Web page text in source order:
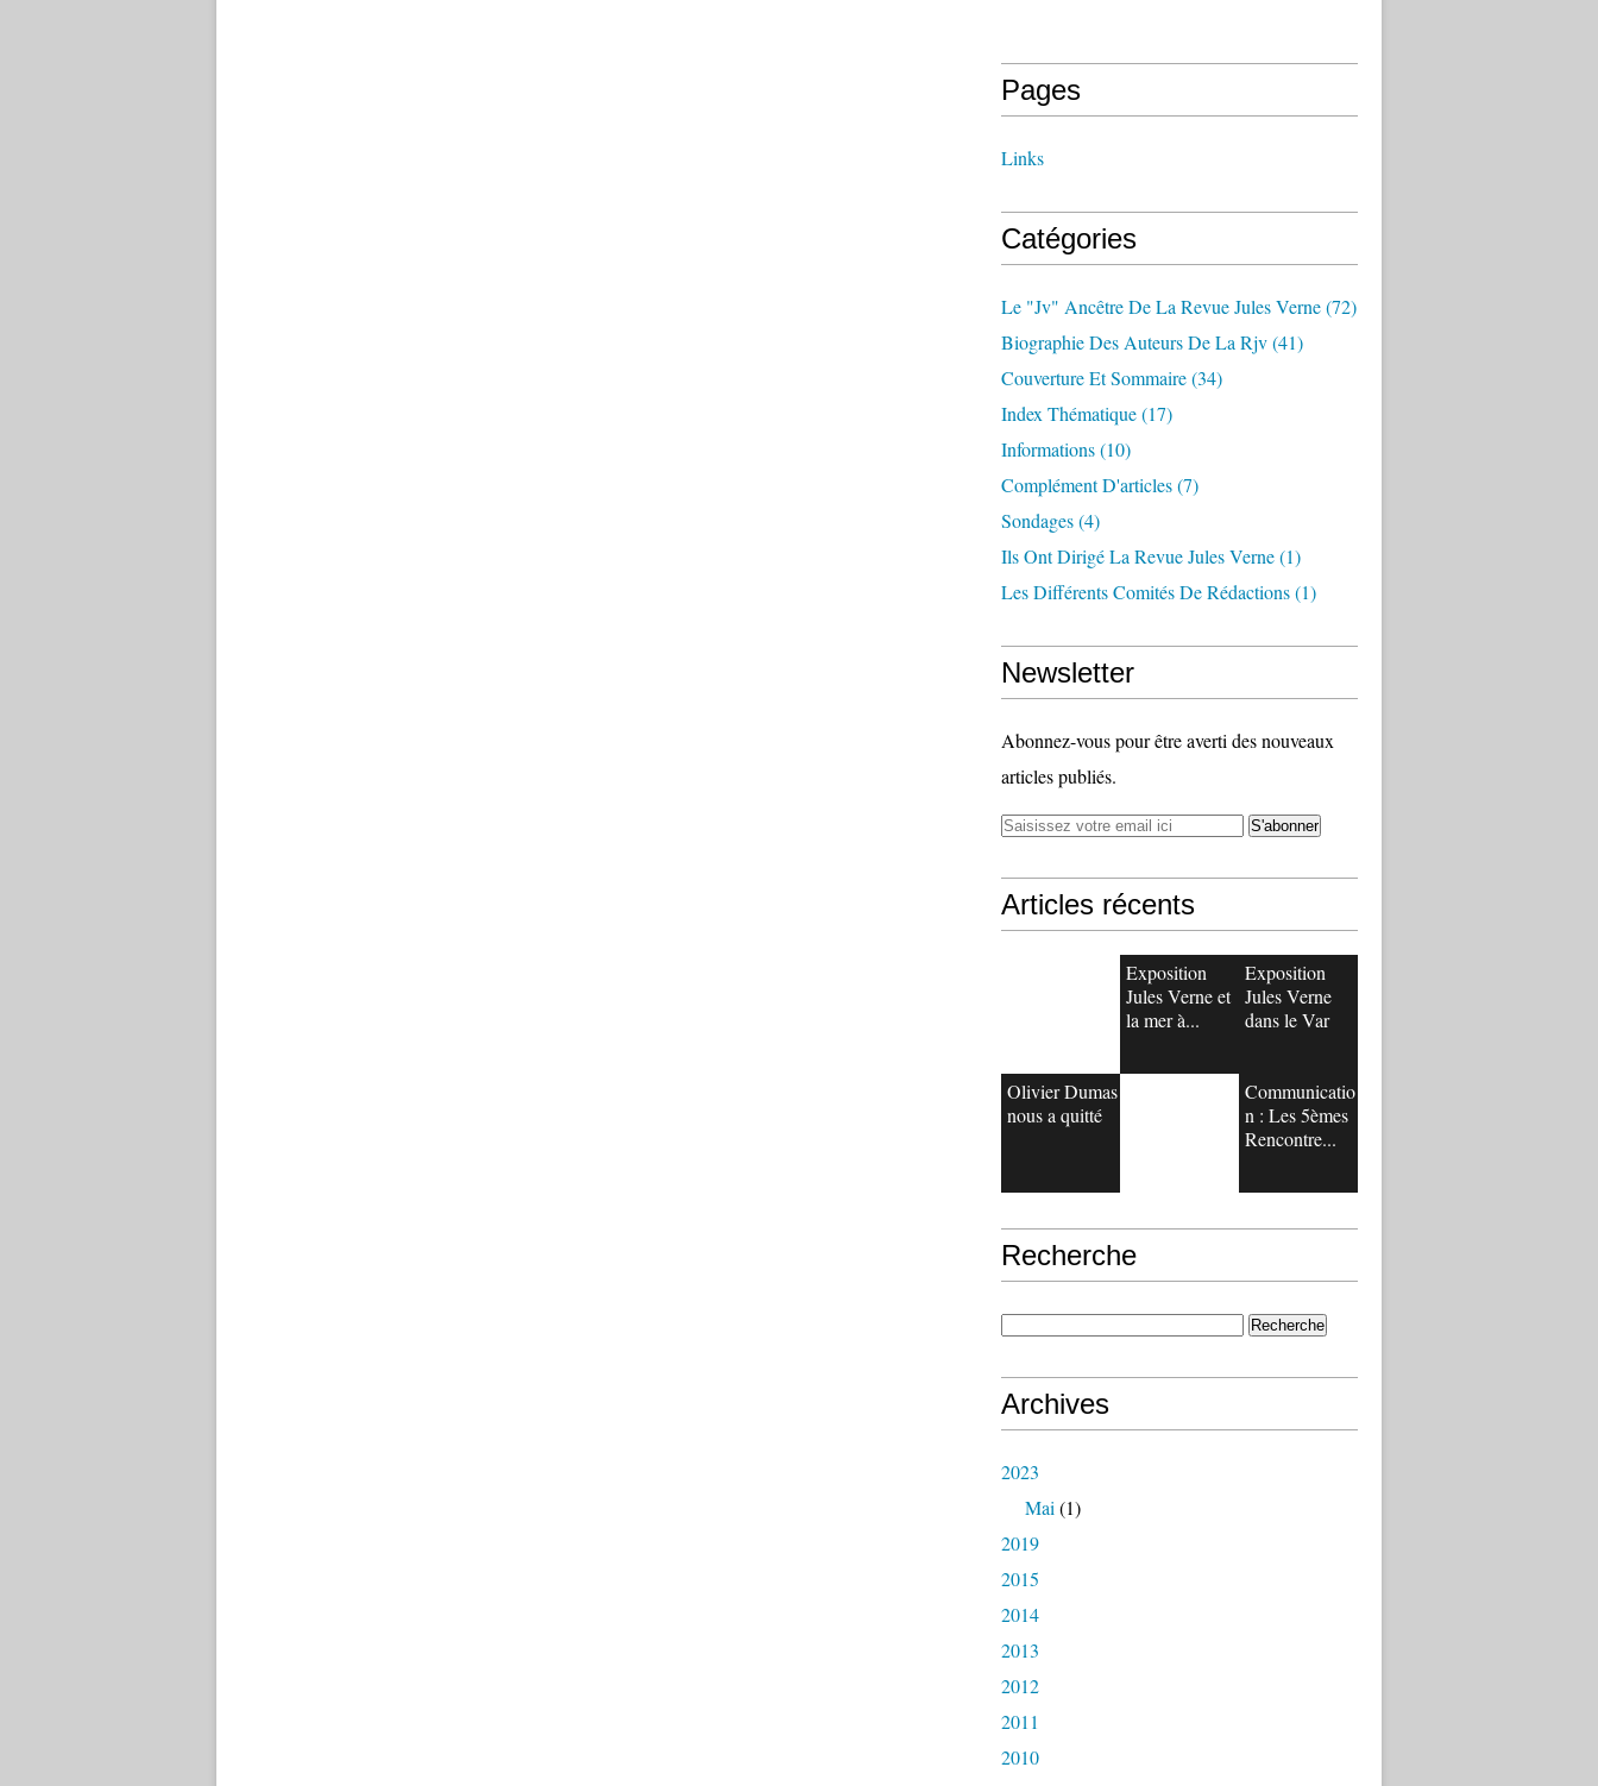
Pages
Links
Catégories
Le "jv" Ancêtre De La Revue Jules Verne(72)
Biographie Des Auteurs De La Rjv(41)
Couverture Et Sommaire(34)
Index Thématique(17)
Informations(10)
Complément D'articles(7)
Sondages(4)
Ils Ont Dirigé La Revue Jules Verne(1)
Les Différents Comités De Rédactions(1)
Newsletter
Abonnez-vous pour être averti des nouveaux
articles publiés.
Articles récents
Exposition
Jules Verne et
la mer à...
Exposition
Jules Verne
dans le Var
Olivier Dumas
nous a quitté
Communicatio
n : Les 5èmes
Rencontre...
Recherche
Archives
2023
Mai (1)
2019
2015
2014
2013
2012
2011
2010